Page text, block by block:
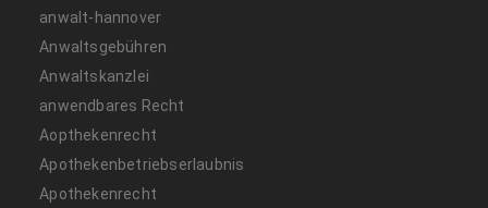
anwalt-hannover
Anwaltsgebühren
Anwaltskanzlei
anwendbares Recht
Aopthekenrecht
Apothekenbetriebserlaubnis
Apothekenrecht